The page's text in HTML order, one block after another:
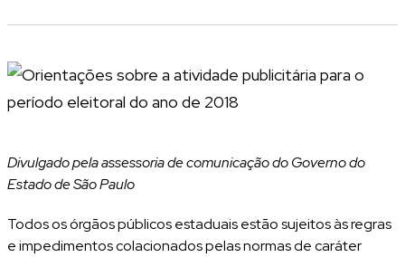
Divulgado pela assessoria de comunicação do Governo do
Estado de São Paulo
Todos os órgãos públicos estaduais estão sujeitos às regras
e impedimentos colacionados pelas normas de caráter